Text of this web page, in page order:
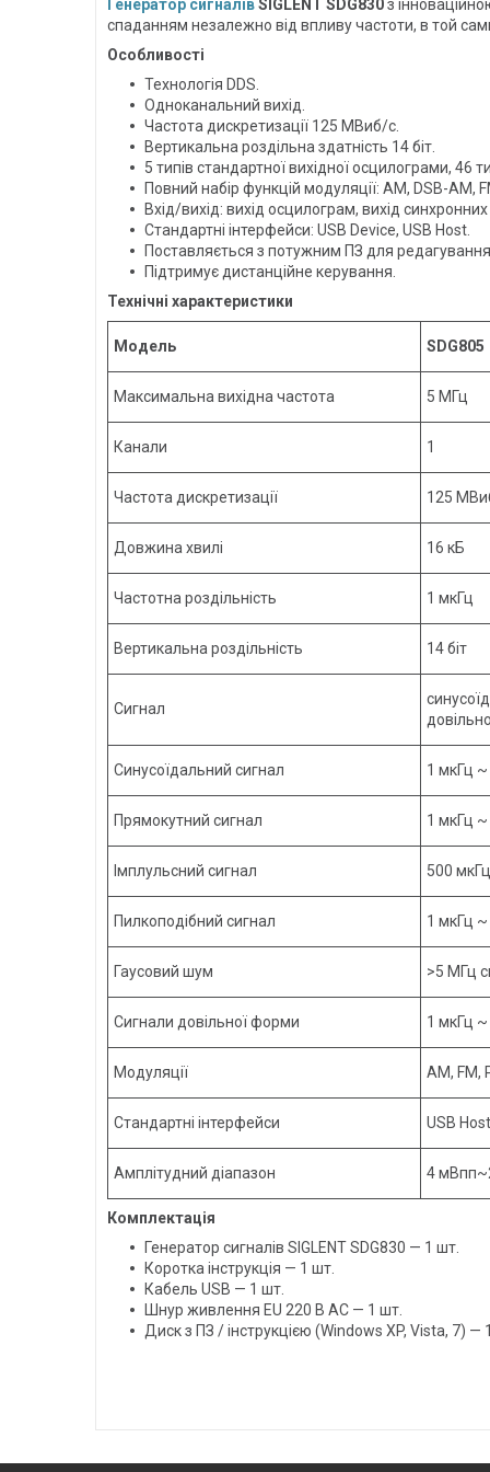
Генератор сигналівSIGLENT SDG830з
спаданням незалежно від впливу частоти, в той
Особливості
Технологія DDS.
Одноканальний вихід.
Частота дискретизації 125 МВиб/с.
Вертикальна роздільна здатність 14 біт.
5 типів стандартної вихідної осцилограми,
Повний набір функцій модуляції: AM, DSB-AM,
Вхід/вихід: вихід осцилограм, вихід
Стандартні інтерфейси: USB Device, USB Host.
Поставляється з потужним ПЗ для
Підтримує дистанційне керування.
Технічні характеристики
Модель SDG805
Максимальна вихідна частота 5 МГц
Канали 1
Частота дискретизації 125
Довжина хвилі 16 кБ
Частотна роздільність 1 мкГц
Вертикальна роздільність 14 біт
Сигнал
Синусоїдальний сигнал 1 мкГц
Прямокутний сигнал 1 мкГц
Імплульсний сигнал 500
Пилкоподібний сигнал 1 мкГц
Гаусовий шум >5 МГц
Сигнали довільної форми 1 мкГц
Модуляції AM, FM,
Стандартні інтерфейси USB
Амплітудний діапазон 4
Комплектація
Генератор сигналів SIGLENT SDG830 — 1 шт.
Коротка інструкція — 1 шт.
Кабель USB — 1 шт.
Шнур живлення EU 220 В AC — 1 шт.
Диск з ПЗ / інструкцією (Windows XP, Vista, 7) —